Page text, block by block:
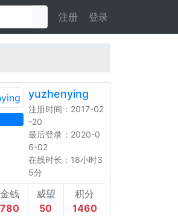
注册 登录
yuzhenying
注册时间：2017-02
-20
最后登录：2020-0
6-02
在线时长：18小时3
5分
金钱
780
威望
50
积分
1460